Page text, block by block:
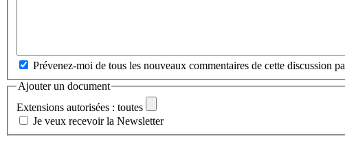
Prévenez-moi de tous les nouveaux commentaires de cette discussion
Ajouter un document
Extensions autorisées : toutes
Je veux recevoir la Newsletter